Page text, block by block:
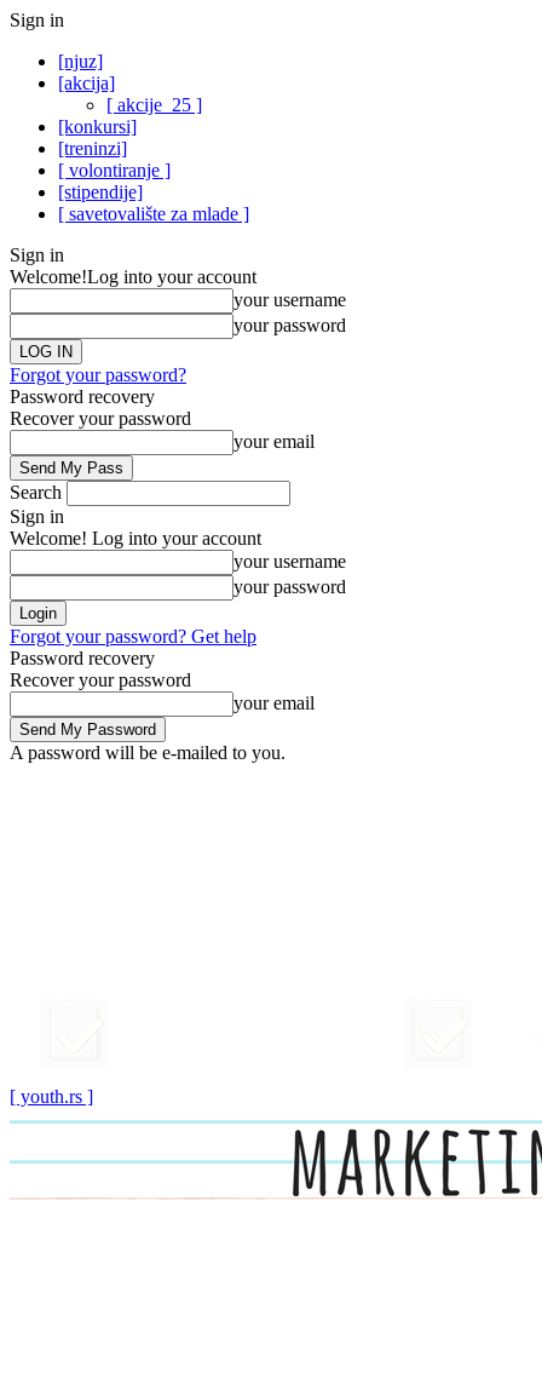
Sign in
[njuz]
[akcija]
[ akcije_25 ]
[konkursi]
[treninzi]
[ volontiranje ]
[stipendije]
[ savetovalište za mlade ]
Sign in
Welcome!Log into your account
your username
your password
Forgot your password?
Password recovery
Recover your password
your email
Search
Sign in
Welcome! Log into your account
your username
your password
Forgot your password? Get help
Password recovery
Recover your password
your email
A password will be e-mailed to you.
[ youth.rs ]